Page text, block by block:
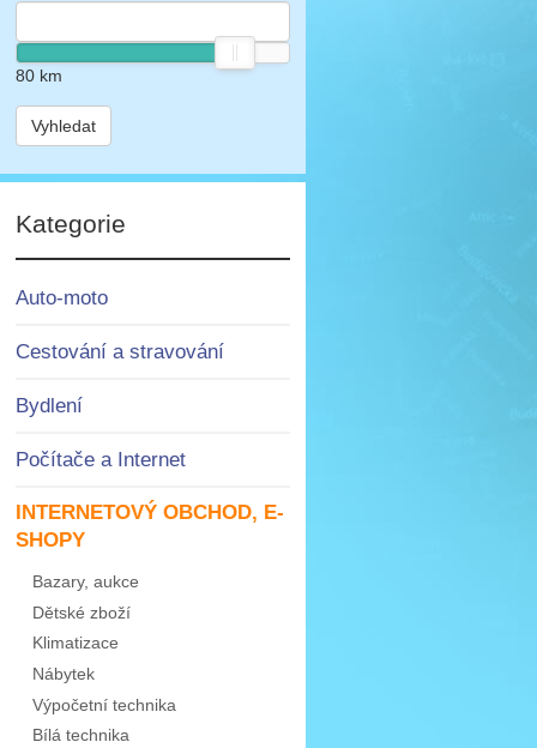
80km
Vyhledat
Kategorie
Auto-moto
Cestování a stravování
Bydlení
Počítače a Internet
INTERNETOVÝ OBCHOD, E-
SHOPY
Bazary, aukce
Dětské zboží
Klimatizace
Nábytek
Výpočetní technika
Bílá technika